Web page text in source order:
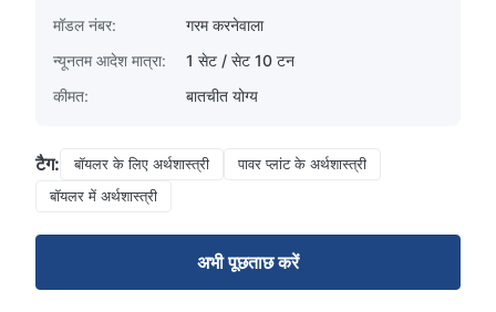
मॉडल नंबर:
गरम करनेवाला
न्यूनतम आदेश मात्रा:
1 सेट / सेट 10 टन
कीमत:
बातचीत योग्य
टैग: बॉयलर के लिए अर्थशास्त्री
पावर प्लांट के अर्थशास्त्री
बॉयलर में अर्थशास्त्री
अभी पूछताछ करें